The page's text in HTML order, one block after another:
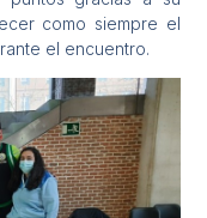
como siempre el
el encuentro.